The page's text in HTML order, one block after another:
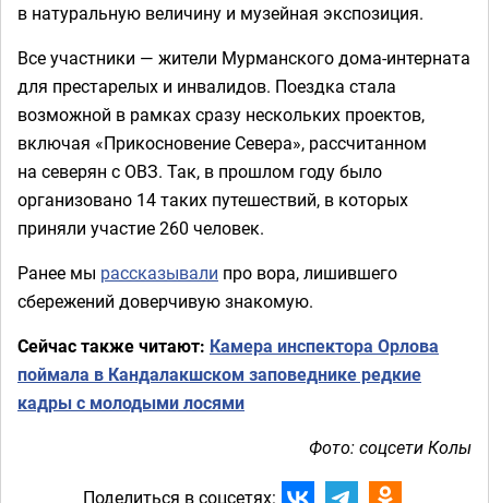
в натуральную величину и музейная экспозиция.
Все участники — жители Мурманского дома-интерната
для престарелых и инвалидов. Поездка стала
возможной в рамках сразу нескольких проектов,
включая «Прикосновение Севера», рассчитанном
на северян с ОВЗ. Так, в прошлом году было
организовано 14 таких путешествий, в которых
приняли участие 260 человек.
Ранее мы рассказывали про вора, лишившего
сбережений доверчивую знакомую.
Сейчас также читают: Камера инспектора Орлова
поймала в Кандалакшском заповеднике редкие
кадры с молодыми лосями
Фото: соцсети Колы
Поделиться в соцсетях: